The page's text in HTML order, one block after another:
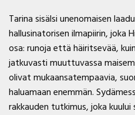
Tarina sisälsi unenomaisen
hallusinatorisen ilmapiirin, joka
osa: runoja että häiritsevää,
jatkuvasti muuttuvassa
olivat mukaansatempaavia,
haluamaan enemmän.
rakkauden tutkimus, joka kuului